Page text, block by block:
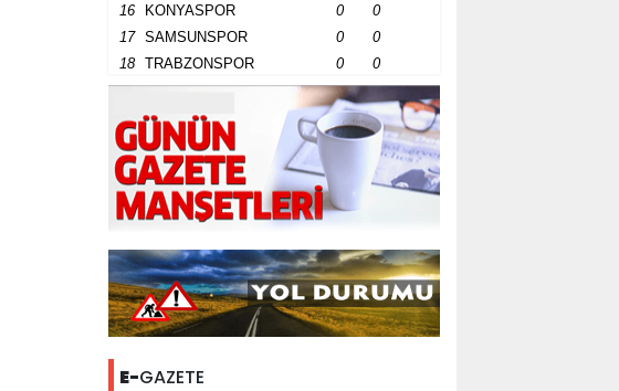
16
KONYASPOR 0
0
17
SAMSUNSPOR 0
0
18
TRABZONSPOR 0 0
E-GAZETE